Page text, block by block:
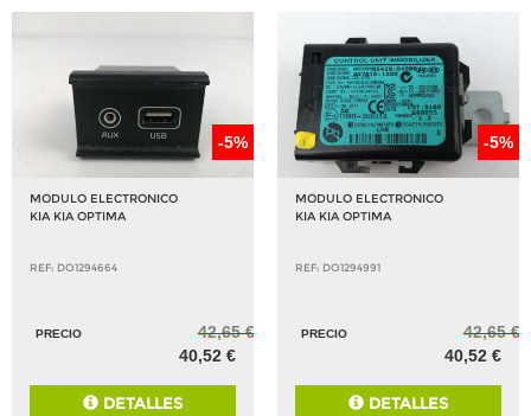
-5%
MODULO ELECTRONICO
KIA KIA OPTIMA
REF: DO1294664
PRECIO
42,65 €
40,52 €
DETALLES
-5%
MODULO ELECTRONICO
KIA KIA OPTIMA
REF: DO1294991
PRECIO
42,65 €
40,52 €
DETALLES